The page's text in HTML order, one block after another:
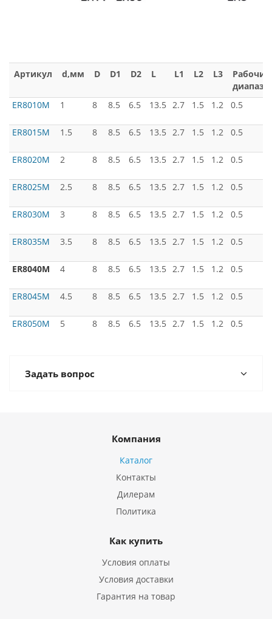
Артикул d,мм D D1 D2 L L1 L2 L3
Рабочий
ER8010M
1 8 8.5 6.5 13.5 2.7 1.5 1.2 0.5
ER8015M 1.5 8 8.5 6.5 13.5 2.7 1.5 1.2 0.5
ER8020M 2 8 8.5 6.5 13.5 2.7 1.5 1.2 0.5
ER8025M 2.5 8 8.5 6.5 13.5 2.7 1.5 1.2 0.5
ER8030M 3 8 8.5 6.5 13.5 2.7 1.5 1.2 0.5
ER8035M 3.5 8 8.5 6.5 13.5 2.7 1.5 1.2 0.5
ER8040M 4 8 8.5 6.5 13.5 2.7 1.5 1.2 0.5
ER8045M 4.5 8 8.5 6.5 13.5 2.7 1.5 1.2 0.5
ER8050M 5 8 8.5 6.5 13.5 2.7 1.5 1.2 0.5
Задать вопрос
Компания
Каталог
Контакты
Дилерам
Политика
Как купить
Условия оплаты
Условия доставки
Гарантия на товар